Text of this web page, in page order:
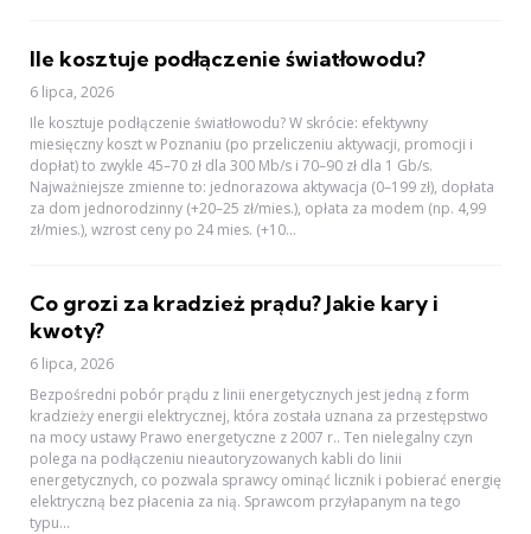
Ile kosztuje podłączenie światłowodu?
6 lipca, 2026
Ile kosztuje podłączenie światłowodu? W skrócie: efektywny
miesięczny koszt w Poznaniu (po przeliczeniu aktywacji, promocji i
dopłat) to zwykle 45–70 zł dla 300 Mb/s i 70–90 zł dla 1 Gb/s.
Najważniejsze zmienne to: jednorazowa aktywacja (0–199 zł), dopłata
za dom jednorodzinny (+20–25 zł/mies.), opłata za modem (np. 4,99
zł/mies.), wzrost ceny po 24 mies. (+10...
Co grozi za kradzież prądu? Jakie kary i
kwoty?
6 lipca, 2026
Bezpośredni pobór prądu z linii energetycznych jest jedną z form
kradzieży energii elektrycznej, która została uznana za przestępstwo
na mocy ustawy Prawo energetyczne z 2007 r.. Ten nielegalny czyn
polega na podłączeniu nieautoryzowanych kabli do linii
energetycznych, co pozwala sprawcy ominąć licznik i pobierać energię
elektryczną bez płacenia za nią. Sprawcom przyłapanym na tego
typu...